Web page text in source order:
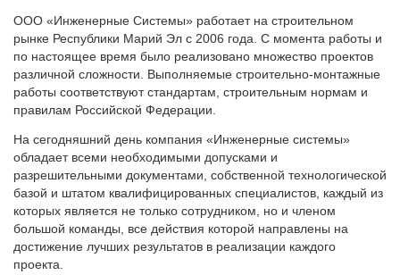
ООО «Инженерные Системы» работает на строительном
рынке Республики Марий Эл с 2006 года. С момента работы и
по настоящее время было реализовано множество проектов
различной сложности. Выполняемые строительно-монтажные
работы соответствуют стандартам, строительным нормам и
правилам Российской Федерации.
На сегодняшний день компания «Инженерные системы»
обладает всеми необходимыми допусками и
разрешительными документами, собственной технологической
базой и штатом квалифицированных специалистов, каждый из
которых является не только сотрудником, но и членом
большой команды, все действия которой направлены на
достижение лучших результатов в реализации каждого
проекта.